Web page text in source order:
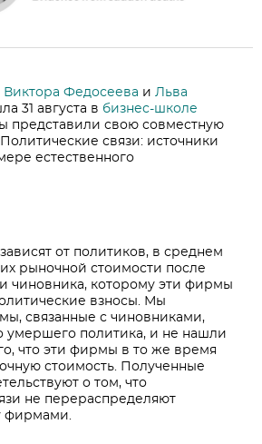
Виктора Федосеева и Льва
31 августа в бизнес-школе
представили свою совместную
связи: источники
естественного
от политиков, в среднем
рыночной стоимости после
чиновника, которому эти фирмы
взносы. Мы
связанные с чиновниками,
умершего политика, и не нашли
что эти фирмы в то же время
стоимость. Полученные
о том, что
не перераспределяют
фирмами.